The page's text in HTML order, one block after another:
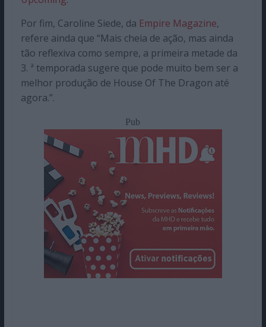
Por fim, Caroline Siede, da Empire Magazine,
refere ainda que “Mais cheia de ação, mas ainda
tão reflexiva como sempre, a primeira metade da
3. ª temporada sugere que pode muito bem ser a
melhor produção de House Of The Dragon até
agora.”.
Pub